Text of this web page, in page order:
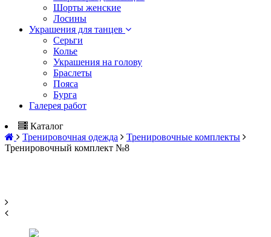
Шорты женские
Лосины
Украшения для танцев
Серьги
Колье
Украшения на голову
Браслеты
Пояса
Бурга
Галерея работ
Каталог
Тренировочная одежда
Тренировочные комплекты
Тренировочный комплект №8